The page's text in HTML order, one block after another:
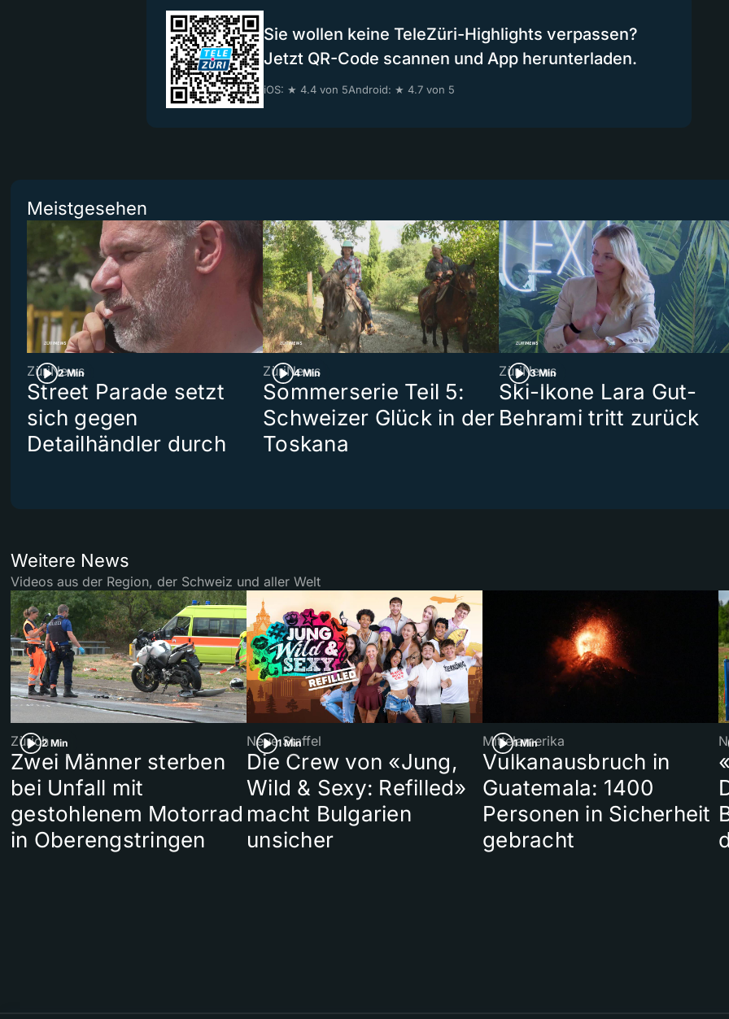
Sie wollen keine TeleZüri-Highlights verpassen?
Jetzt QR-Code scannen und App herunterladen.
iOS: ★ 4.4 von 5Android: ★ 4.7 von 5
Meistgesehen
2 Min
ZüriNews
Street Parade setzt
sich gegen
Detailhändler durch
4 Min
ZüriNews
Sommerserie Teil 5:
Schweizer Glück in der
Toskana
3 Min
ZüriNews
Ski-Ikone Lara Gut-
Behrami tritt zurück
Weitere News
Videos aus der Region, der Schweiz und aller Welt
2 Min
Zürich
Zwei Männer sterben
bei Unfall mit
gestohlenem Motorrad
in Oberengstringen
1 Min
Neue Staffel
Die Crew von «Jung,
Wild & Sexy: Refilled»
macht Bulgarien
unsicher
1 Min
Mittelamerika
Vulkanausbruch in
Guatemala: 1400
Personen in Sicherheit
gebracht